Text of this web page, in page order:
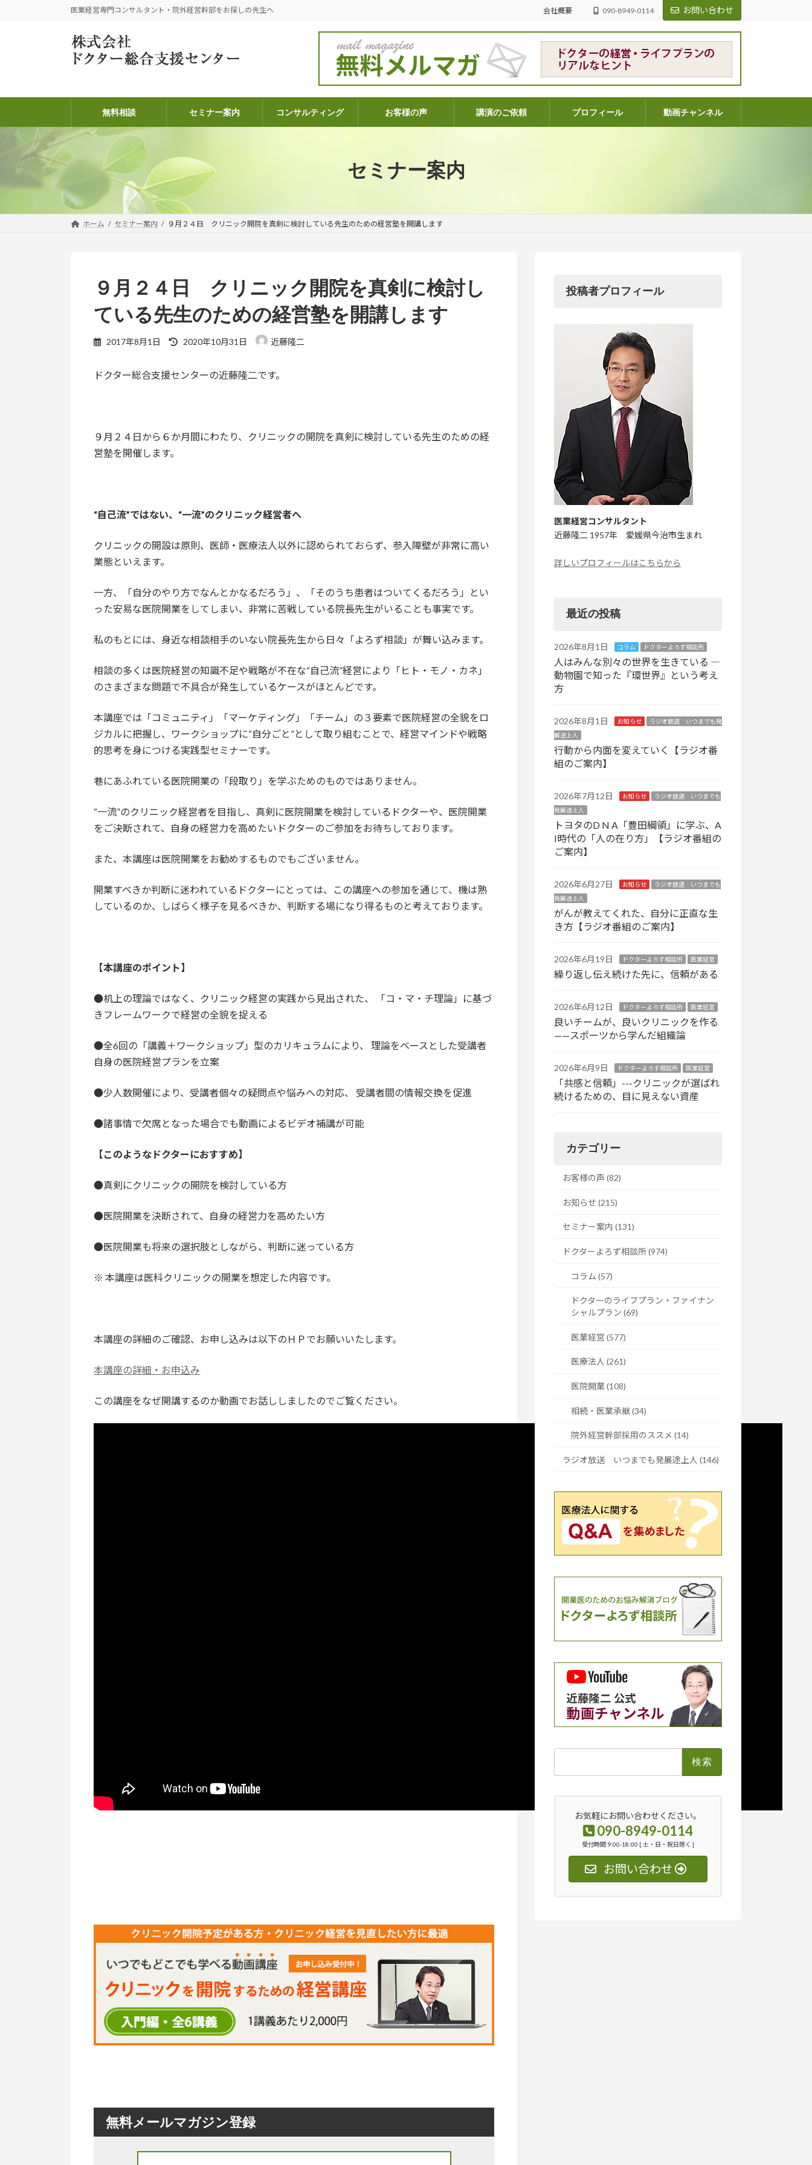
医業経営専門コンサルタント・院外経営幹部をお探しの先生へ 会社概要 090-8949-0114 お問い合わせ
無料相談 セミナー案内 コンサルティング お客様の声 講演のご依頼 プロフィール 動画チャンネル
セミナー案内
ホーム セミナー案内 ９月２４日 クリニック開院を真剣に検討している先生のための経営塾を開講します
９月２４日 クリニック開院を真剣に検討し
ている先生のための経営塾を開講します
2017年8月1日
最
新
2020年10月31日 近藤隆二
ドクター総合支援センターの近藤隆二です。
９月２４日から６か月間にわたり、クリニックの開院を真剣に検討している先生のための経
営塾を開催します。
“自己流”ではない、“一流”のクリニック経営者へ
クリニックの開設は原則、医師・医療法人以外に認められておらず、参入障壁が非常に高い
業態といえます。
一方、「自分のやり方でなんとかなるだろう」、「そのうち患者はついてくるだろう」とい
った安易な医院開業をしてしまい、非常に苦戦している院長先生がいることも事実です。
私のもとには、身近な相談相手のいない院長先生から日々「よろず相談」が舞い込みます。
相談の多くは医院経営の知識不足や戦略が不在な“自己流”経営により「ヒト・モノ・カネ」
のさまざまな問題で不具合が発生しているケースがほとんどです。
本講座では「コミュニティ」「マーケティング」「チーム」の３要素で医院経営の全貌をロ
ジカルに把握し、ワークショップに“自分ごと”として取り組むことで、経営マインドや戦略
的思考を身につける実践型セミナーです。
巷にあふれている医院開業の「段取り」を学ぶためのものではありません。
“一流”のクリニック経営者を目指し、真剣に医院開業を検討しているドクターや、医院開業
をご決断されて、自身の経営力を高めたいドクターのご参加をお待ちしております。
また、本講座は医院開業をお勧めするものでもございません。
開業すべきか判断に迷われているドクターにとっては、この講座への参加を通じて、機は熟
しているのか、しばらく様子を見るべきか、判断する場になり得るものと考えております。
【本講座のポイント】
●机上の理論ではなく、クリニック経営の実践から見出された、 「コ・マ・チ理論」に基づ
きフレームワークで経営の全貌を捉える
●全6回の「講義＋ワークショップ」型のカリキュラムにより、 理論をベースとした受講者
自身の医院経営プランを立案
●少人数開催により、受講者個々の疑問点や悩みへの対応、 受講者間の情報交換を促進
●諸事情で欠席となった場合でも動画によるビデオ補講が可能
【このようなドクターにおすすめ】
●真剣にクリニックの開院を検討している方
●医院開業を決断されて、自身の経営力を高めたい方
●医院開業も将来の選択肢としながら、判断に迷っている方
※ 本講座は医科クリニックの開業を想定した内容です。
本講座の詳細のご確認、お申し込みは以下のＨＰでお願いいたします。
本講座の詳細・お申込み
この講座をなぜ開講するのか動画でお話ししましたのでご覧ください。
無料メールマガジン登録
投稿者プロフィール
医業経営コンサルタント
近藤隆二 1957年 愛媛県今治市生まれ
詳しいプロフィールはこちらから
最近の投稿
2026年8月1日 コラム ドクターよろず相談所
人はみんな別々の世界を生きている ―
動物園で知った『環世界』という考え
方
2026年8月1日 お知らせ
ラジオ放送 いつまでも発
展途上人
行動から内面を変えていく【ラジオ番
組のご案内】
2026年7月12日 お知らせ
ラジオ放送 いつまでも
発展途上人
トヨタのD N A「豊田綱領」に学ぶ、A
I時代の「人の在り方」【ラジオ番組の
ご案内】
2026年6月27日 お知らせ
ラジオ放送 いつまでも
発展途上人
がんが教えてくれた、自分に正直な生
き方【ラジオ番組のご案内】
2026年6月19日 ドクターよろず相談所 医業経営
繰り返し伝え続けた先に、信頼がある
2026年6月12日 ドクターよろず相談所 医業経営
良いチームが、良いクリニックを作る
——スポーツから学んだ組織論
2026年6月9日 ドクターよろず相談所 医業経営
「共感と信頼」---クリニックが選ばれ
続けるための、目に見えない資産
カテゴリー
お客様の声 (82)
お知らせ (215)
セミナー案内 (131)
ドクターよろず相談所 (974)
コラム (57)
ドクターのライフプラン・ファイナン
シャルプラン (69)
医業経営 (577)
医療法人 (261)
医院開業 (108)
相続・医業承継 (34)
院外経営幹部採用のススメ (14)
ラジオ放送 いつまでも発展途上人 (146)
お気軽にお問い合わせください。
090-8949-0114
受付時間 9:00-18:00 [ 土・日・祝日除く ]
お問い合わせ